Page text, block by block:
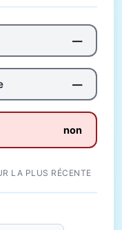
—
—
non
LA PLUS RÉCENTE